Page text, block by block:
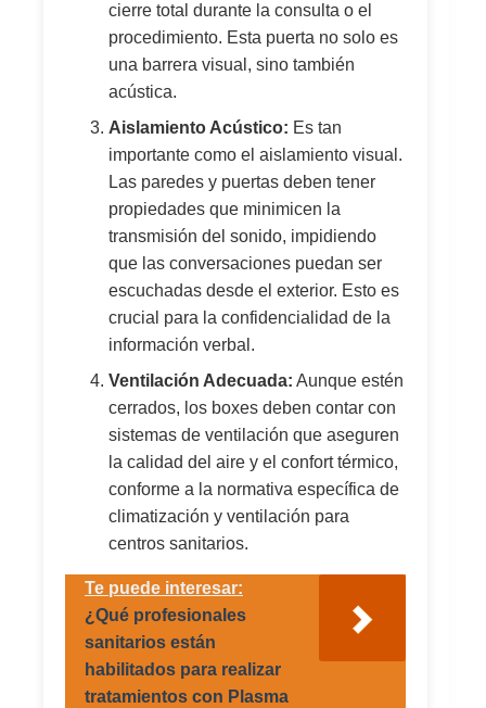
cierre total durante la consulta o el
procedimiento. Esta puerta no solo es
una barrera visual, sino también
acústica.
Aislamiento Acústico: Es tan
importante como el aislamiento visual.
Las paredes y puertas deben tener
propiedades que minimicen la
transmisión del sonido, impidiendo
que las conversaciones puedan ser
escuchadas desde el exterior. Esto es
crucial para la confidencialidad de la
información verbal.
Ventilación Adecuada: Aunque estén
cerrados, los boxes deben contar con
sistemas de ventilación que aseguren
la calidad del aire y el confort térmico,
conforme a la normativa específica de
climatización y ventilación para
centros sanitarios.
Te puede interesar:
¿Qué profesionales
sanitarios están
habilitados para realizar
tratamientos con Plasma